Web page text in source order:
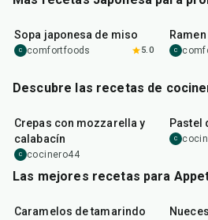
Sopa japonesa de miso
C comfortfoods 5.0
45
Ramen
C
Descubre las recetas de
Crepas con mozzarella y
calabacín
C cocinero44
Pastel
C
Las mejores recetas para
min
Caramelos de tamarindo
15 min